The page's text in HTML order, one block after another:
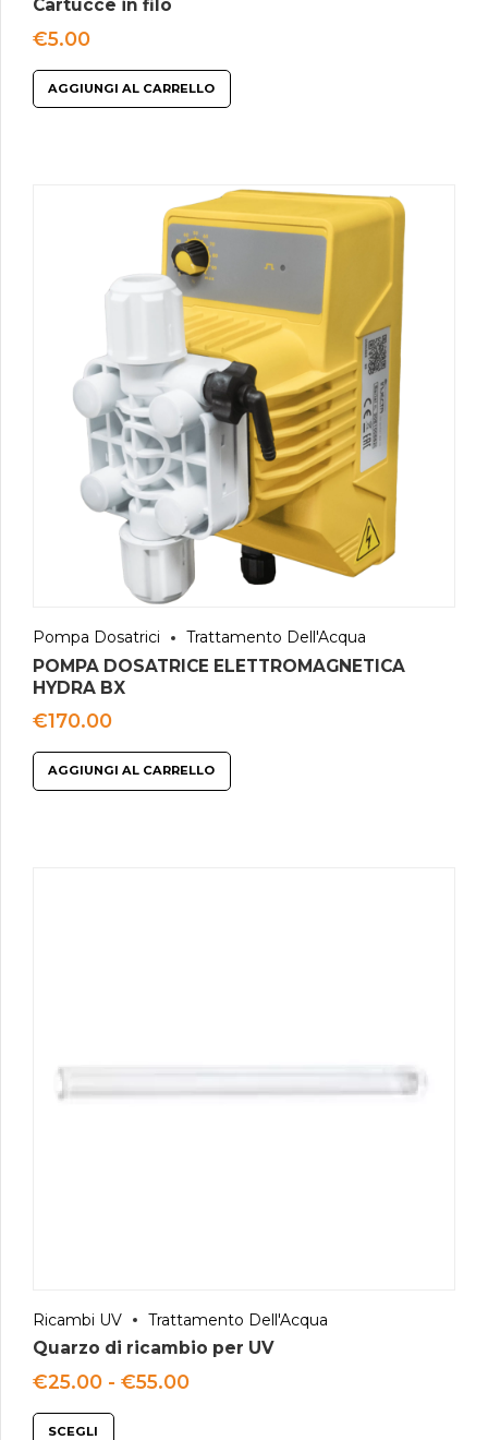
Cartucce in filo
€5.00
AGGIUNGI AL CARRELLO
Pompa Dosatrici Trattamento Dell'Acqua
POMPA DOSATRICE ELETTROMAGNETICA
HYDRA BX
€170.00
AGGIUNGI AL CARRELLO
Ricambi UV Trattamento Dell'Acqua
Quarzo di ricambio per UV
€25.00 - €55.00Fascia
SCEGLI